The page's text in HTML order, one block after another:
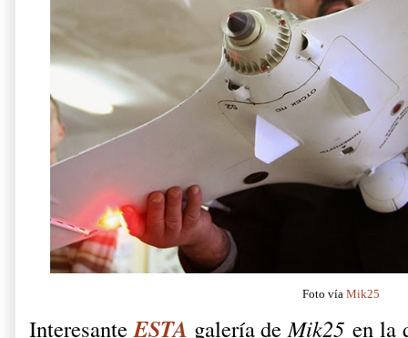
Foto víaMik25
InteresanteESTA galería deMik25en la